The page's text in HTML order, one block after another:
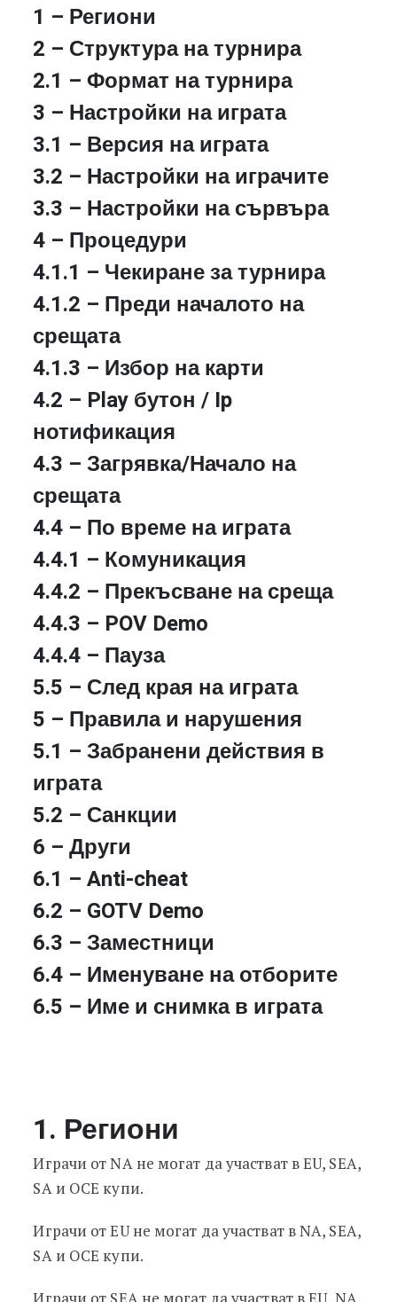
1 – Региони
2 – Структура на турнира
2.1 – Формат на турнира
3 – Настройки на играта
3.1 – Версия на играта
3.2 – Настройки на играчите
3.3 – Настройки на сървъра
4 – Процедури
4.1.1 – Чекиране за турнира
4.1.2 – Преди началото на
срещата
4.1.3 – Избор на карти
4.2 – Play бутон / Ip
нотификация
4.3 – Загрявка/Начало на
срещата
4.4 – По време на играта
4.4.1 – Комуникация
4.4.2 – Прекъсване на среща
4.4.3 – POV Demo
4.4.4 – Пауза
5.5 – След края на играта
5 – Правила и нарушения
5.1 – Забранени действия в
играта
5.2 – Санкции
6 – Други
6.1 – Anti-cheat
6.2 – GOTV Demo
6.3 – Заместници
6.4 – Именуване на отборите
6.5 – Име и снимка в играта
1. Региони
Играчи от NA не могат да участват в EU, SEA,
SA и OCE купи.
Играчи от EU не могат да участват в NA, SEA,
SA и OCE купи.